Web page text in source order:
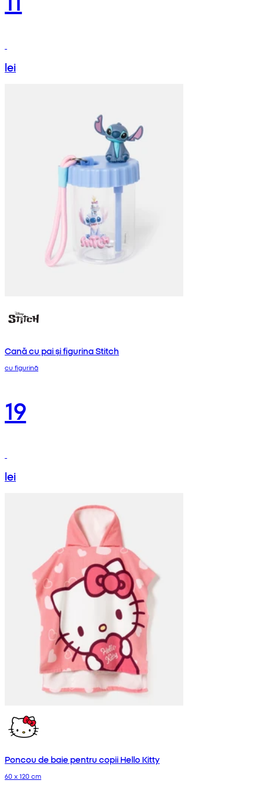
lei
Cană cu pai și figurina Stitch
cu figurină
19
lei
Poncou de baie pentru copii Hello Kitty
60 x 120 cm